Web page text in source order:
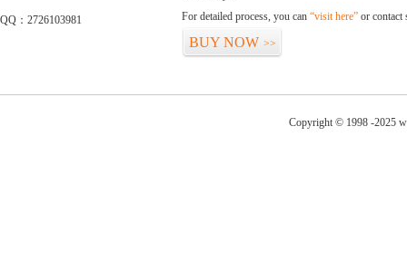
QQ：2726103981
For detailed process, you can “visit here” or contact
BUY NOW >>
Copyright © 1998 -2025